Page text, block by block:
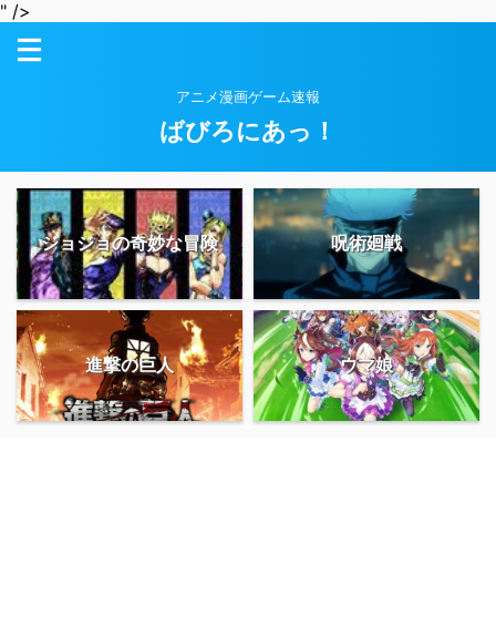
" />
アニメ漫画ゲーム速報
ばびろにあっ！
ジョジョの奇妙な冒険 呪術廻戦
進撃の巨人 ウマ娘